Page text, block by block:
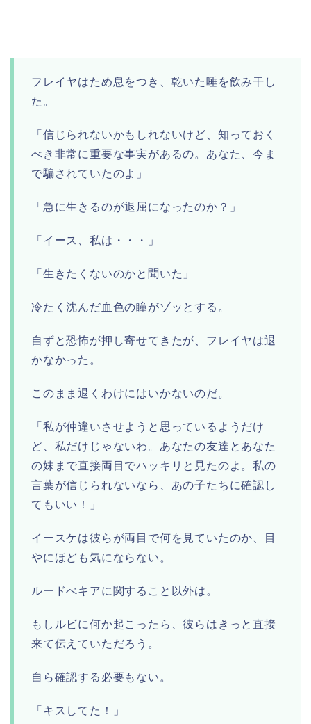
フレイヤはため息をつき、乾いた唾を飲み干し
た。
「信じられないかもしれないけど、知っておく
べき非常に重要な事実があるの。あなた、今ま
で騙されていたのよ」
「急に生きるのが退屈になったのか？」
「イース、私は・・・」
「生きたくないのかと聞いた」
冷たく沈んだ血色の瞳がゾッとする。
自ずと恐怖が押し寄せてきたが、フレイヤは退
かなかった。
このまま退くわけにはいかないのだ。
「私が仲違いさせようと思っているようだけ
ど、私だけじゃないわ。あなたの友達とあなた
の妹まで直接両目でハッキリと見たのよ。私の
言葉が信じられないなら、あの子たちに確認し
てもいい！」
イースケは彼らが両目で何を見ていたのか、目
やにほども気にならない。
ルードべキアに関すること以外は。
もしルビに何か起こったら、彼らはきっと直接
来て伝えていただろう。
自ら確認する必要もない。
「キスしてた！」